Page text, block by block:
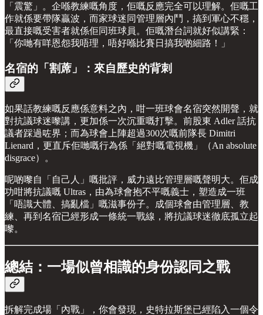
「震驚」。企喺教練嘅角度，佢嘅反應完全可以理解。佢嘅工
作就係要帶隊贏波，而家球迷同管理層內鬥，搞到軍心不穩，
最直接嘅受害者就係佢同班球員。佢嘅潛台詞就好似講緊：
「你哋有咩恩怨我唔理，唔好喺比賽日搞我啲細路！」
名宿的「割蓆」：來自歷史的背刺
如果話教練嘅反應係意料之內，咁一班球會名宿突然開聲，就
對抗議球迷嚟講，更加係一次沉重嘅打擊。前股東 Adler 話抗
議者踩過咗界；而為球會上陣超過300次嘅前隊長 Dimitri
Lienard，更直斥佢哋嘅行為係「絕對嘅電視機」（An absolute
disgrace）。
呢啲嚟自「自己人」嘅批評，威力遠比管理層嘅聲明大。佢成
功咁將抗議嘅 Ultras，由為球會抱不平嘅義士，塑造成一班
「唔識大體、搞亂檔」嘅滋事份子。成個球會由管理層、教
練、再到名宿已經形成一條統一戰線，將抗議球迷徹底孤立起
嚟。
總結：一場似曾相識的身份認同之戰
拆解完成場「內戰」，你會發現，史特拉斯堡已經陷入一個令